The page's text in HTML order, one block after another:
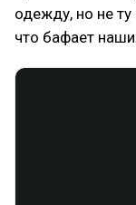
одежду, но не ту
что бафает